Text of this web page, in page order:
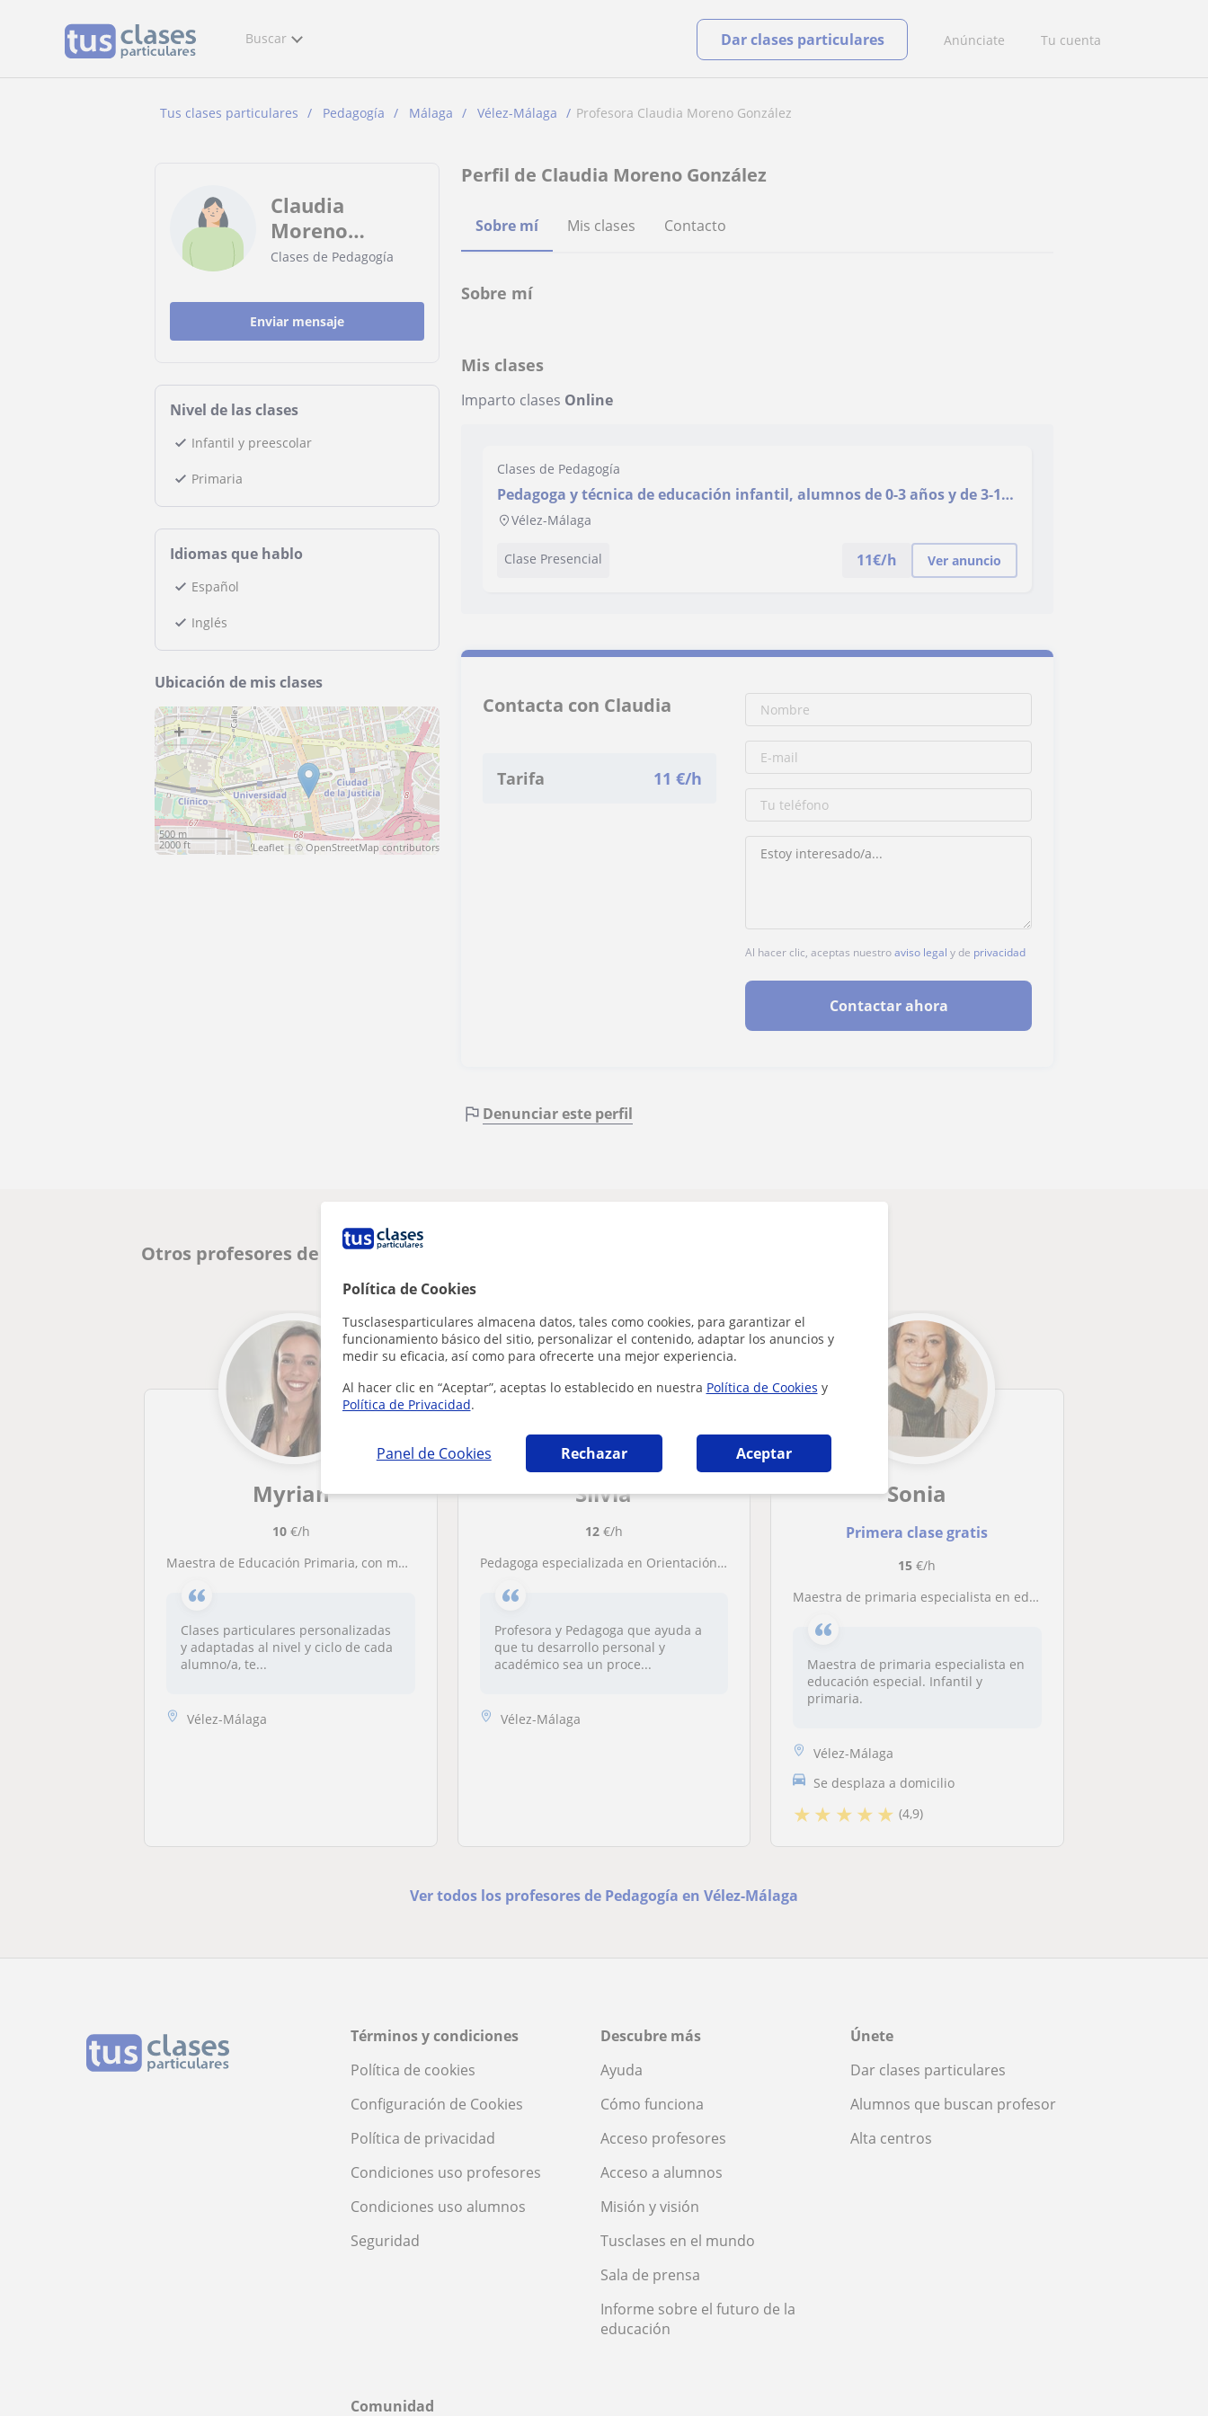
Política de Cookies
Tusclasesparticulares almacena datos, tales como cookies, para garantizar el
funcionamiento básico del sitio, personalizar el contenido, adaptar los anuncios y
medir su eficacia, así como para ofrecerte una mejor experiencia.
Al hacer clic en “Aceptar”, aceptas lo establecido en nuestra Política de Cookies y
Política de Privacidad.
Panel de Cookies Rechazar Aceptar
Buscar Anúnciate Tu cuenta
Dar clases particulares
Tus clases particulares Pedagogía Málaga Vélez-Málaga Profesora Claudia Moreno González
Claudia
Moreno
González
Clases de Pedagogía
Enviar mensaje
Nivel de las clases
Infantil y preescolar
Primaria
Idiomas que hablo
Español
Inglés
Ubicación de mis clases
+ −
500 m
2000 ft
Leaflet | ©OpenStreetMap contributors
Perfil de Claudia Moreno González
Sobre mí Mis clases Contacto
Sobre mí
Mis clases
Imparto clases Online
Clases de Pedagogía
Pedagoga y técnica de educación infantil, alumnos de 0-3 años y de 3-12
años.
Vélez-Málaga
Clase Presencial 11€/h Ver anuncio
Contacta con Claudia
Tarifa 11 €/h
Al hacer clic, aceptas nuestroaviso legal y de privacidad
Contactar ahora
Denunciar este perfil
Otros profesores de Pedagogía en Vélez-Málaga que pueden interesarte
Myrian
10€/h
Maestra de Educación Primaria, con mención en Pedagogía Terapéutica.
Clases particulares personalizadas
y adaptadas al nivel y ciclo de cada
alumno/a, te...
Vélez-Málaga
Silvia
12€/h
Pedagoga especializada en Orientación Educativa, psicopedagogía y necesidades educativas especiales.
Profesora y Pedagoga que ayuda a
que tu desarrollo personal y
académico sea un proce...
Vélez-Málaga
Sonia
Primera clase gratis
15 €/h
Maestra de primaria especialista en educación especial. Infantil y primaria
Maestra de primaria especialista en
educación especial. Infantil y
primaria.
Vélez-Málaga
Se desplaza a domicilio
★★ ★★★ (4,9)
Ver todos los profesores de Pedagogía en Vélez-Málaga
Términos y condiciones
Política de cookies
Configuración de Cookies
Política de privacidad
Condiciones uso profesores
Condiciones uso alumnos
Seguridad
Descubre más
Ayuda
Cómo funciona
Acceso profesores
Acceso a alumnos
Misión y visión
Tusclases en el mundo
Sala de prensa
Informe sobre el futuro de la
educación
Únete
Dar clases particulares
Alumnos que buscan profesor
Alta centros
Comunidad